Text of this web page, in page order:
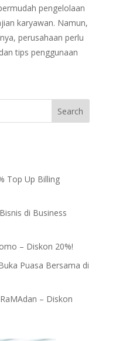
pengelolaan
karyawan. Namun,
perusahaan perlu
tips penggunaan
Top Up Billing
di Business
– Diskon 20%!
Puasa Bersama di
– Diskon